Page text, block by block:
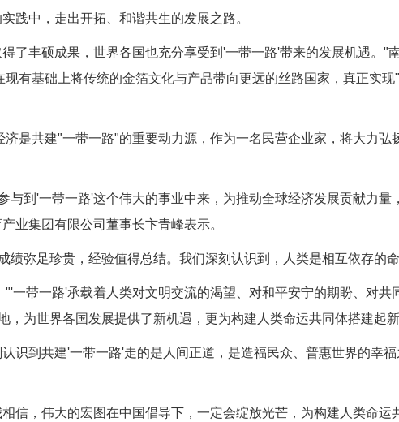
践中，走出开拓、和谐共生的发展之路。
丰硕成果，世界各国也充分享受到'一带一路'带来的发展机遇。"
有基础上将传统的金箔文化与产品带向更远的丝路国家，真正实
共建"一带一路"的重要动力源，作为一名民营企业家，将大力弘
到'一带一路'这个伟大的事业中来，为推动全球经济发展贡献力量
业集团有限公司董事长卞青峰表示。
弥足珍贵，经验值得总结。我们深刻认识到，人类是相互依存的
带一路'承载着人类对文明交流的渴望、对和平安宁的期盼、对共
，为世界各国发展提供了新机遇，更为构建人类命运共同体搭建起
到共建'一带一路'走的是人间正道，是造福民众、普惠世界的幸福
，伟大的宏图在中国倡导下，一定会绽放光芒，为构建人类命运